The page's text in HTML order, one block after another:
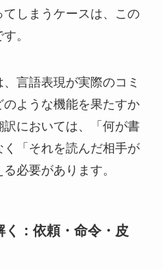
てしまうケースは、この
。
言語表現が実際のコミ
ような機能を果たすか
においては、「何が書
「それを読んだ相手が
必要があります。
：依頼・命令・皮